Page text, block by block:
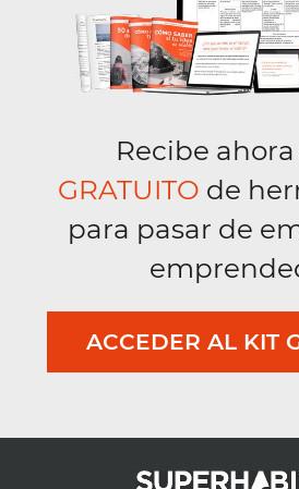
Recibe ahora
GRATUITO de
para pasar de
ACCEDER AL KIT